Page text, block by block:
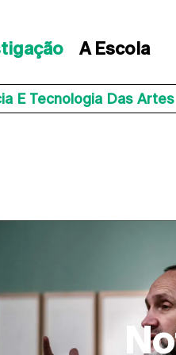
A Escola
E Tecnologia Das Artes